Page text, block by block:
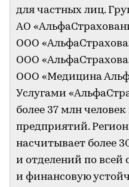
для частных лиц.
АО
ООО
ООО
ООО «Медицина
Услугами
более 37 млн
предприятий.
насчитывает более
и отделений по всей
и финансовую